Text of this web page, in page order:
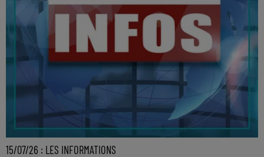
15/07/26 : LES INFORMATIONS